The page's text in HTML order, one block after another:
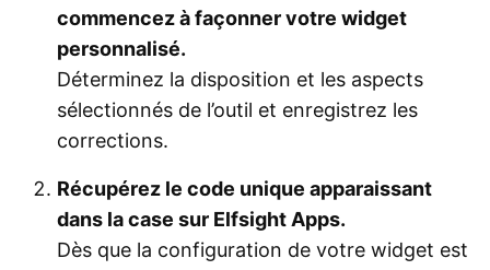
commencez à façonner votre widget
personnalisé.
Déterminez la disposition et les aspects
sélectionnés de l’outil et enregistrez les
corrections.
Récupérez le code unique apparaissant
dans la case sur Elfsight Apps.
Dès que la configuration de votre widget est